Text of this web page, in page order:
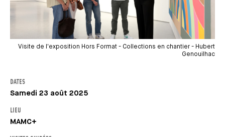
Visite de l'exposition Hors Format - Collections en chantier - Hubert
Genouilhac
DATES
Samedi 23 août 2025
LIEU
MAMC+